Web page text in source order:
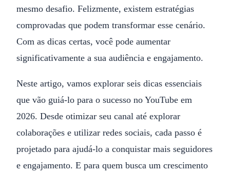
mesmo desafio. Felizmente, existem estratégias
comprovadas que podem transformar esse cenário.
Com as dicas certas, você pode aumentar
significativamente a sua audiência e engajamento.
Neste artigo, vamos explorar seis dicas essenciais
que vão guiá-lo para o sucesso no YouTube em
2026. Desde otimizar seu canal até explorar
colaborações e utilizar redes sociais, cada passo é
projetado para ajudá-lo a conquistar mais seguidores
e engajamento. E para quem busca um crescimento